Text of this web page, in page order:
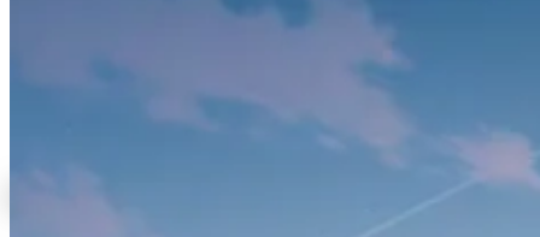
Lovely firefly!
#主题